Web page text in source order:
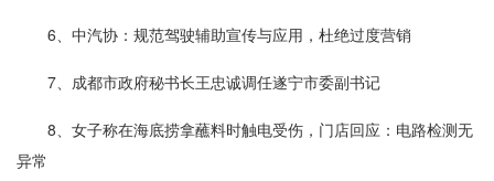
6、中汽协：规范驾驶辅助宣传与应用，杜绝过度营销
7、成都市政府秘书长王忠诚调任遂宁市委副书记
8、女子称在海底捞拿蘸料时触电受伤，门店回应：电路检测无
异常